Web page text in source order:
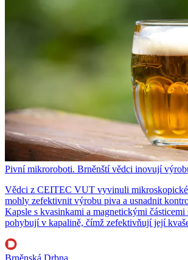
Pivní mikroroboti. Brněnští vědci inovují
Vědci z CEITEC VUT vyvinuli
mohly zefektivnit výrobu piva a usnadnit
Kapsle s kvasinkami a magnetickými částicemi
pohybují v kapalině, čímž zefektivňují její
Brněnská Drbna